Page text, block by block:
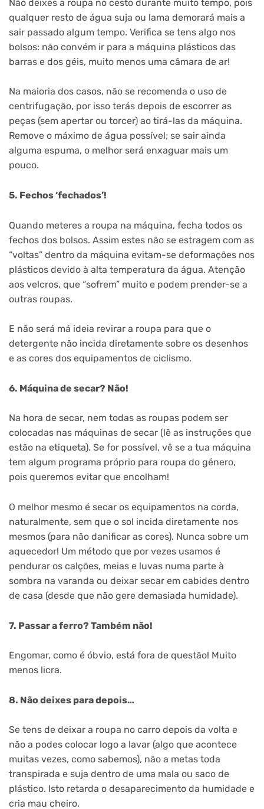
Não deixes a roupa no cesto durante muito tempo, pois
qualquer resto de água suja ou lama demorará mais a
sair passado algum tempo. Verifica se tens algo nos
bolsos: não convém ir para a máquina plásticos das
barras e dos géis, muito menos uma câmara de ar!
Na maioria dos casos, não se recomenda o uso de
centrifugação, por isso terás depois de escorrer as
peças (sem apertar ou torcer) ao tirá-las da máquina.
Remove o máximo de água possível; se sair ainda
alguma espuma, o melhor será enxaguar mais um
pouco.
5. Fechos ‘fechados’!
Quando meteres a roupa na máquina, fecha todos os
fechos dos bolsos. Assim estes não se estragem com as
“voltas” dentro da máquina evitam-se deformações nos
plásticos devido à alta temperatura da água. Atenção
aos velcros, que “sofrem” muito e podem prender-se a
outras roupas.
E não será má ideia revirar a roupa para que o
detergente não incida diretamente sobre os desenhos
e as cores dos equipamentos de ciclismo.
6. Máquina de secar? Não!
Na hora de secar, nem todas as roupas podem ser
colocadas nas máquinas de secar (lê as instruções que
estão na etiqueta). Se for possível, vê se a tua máquina
tem algum programa próprio para roupa do género,
pois queremos evitar que encolham!
O melhor mesmo é secar os equipamentos na corda,
naturalmente, sem que o sol incida diretamente nos
mesmos (para não danificar as cores). Nunca sobre um
aquecedor! Um método que por vezes usamos é
pendurar os calções, meias e luvas numa parte à
sombra na varanda ou deixar secar em cabides dentro
de casa (desde que não gere demasiada humidade).
7. Passar a ferro? Também não!
Engomar, como é óbvio, está fora de questão! Muito
menos licra.
8. Não deixes para depois…
Se tens de deixar a roupa no carro depois da volta e
não a podes colocar logo a lavar (algo que acontece
muitas vezes, como sabemos), não a metas toda
transpirada e suja dentro de uma mala ou saco de
plástico. Isto retarda o desaparecimento da humidade e
cria mau cheiro.